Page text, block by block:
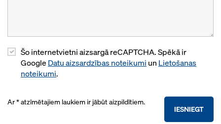
Šo internetvietni aizsargā reCAPTCHA. Spēkā ir
Google Datu aizsardzības noteikumi un Lietošanas
noteikumi.
IESNIEGT
Ar * atzīmētajiem laukiem ir jābūt aizpildītiem.